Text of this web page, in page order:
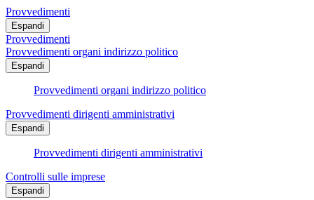
Provvedimenti
Espandi
Provvedimenti
Provvedimenti organi indirizzo politico
Espandi
Provvedimenti organi indirizzo politico
Provvedimenti dirigenti amministrativi
Espandi
Provvedimenti dirigenti amministrativi
Controlli sulle imprese
Espandi